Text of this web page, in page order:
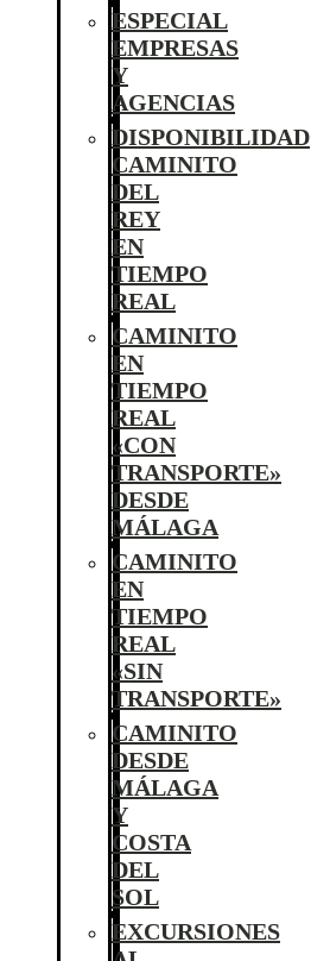
ESPECIAL
EMPRESAS
Y
AGENCIAS
DISPONIBILIDAD
CAMINITO
DEL
REY
EN
TIEMPO
REAL
CAMINITO
EN
TIEMPO
REAL
«CON
TRANSPORTE»
DESDE
MÁLAGA
CAMINITO
EN
TIEMPO
REAL
«SIN
TRANSPORTE»
CAMINITO
DESDE
MÁLAGA
Y
COSTA
DEL
SOL
EXCURSIONES